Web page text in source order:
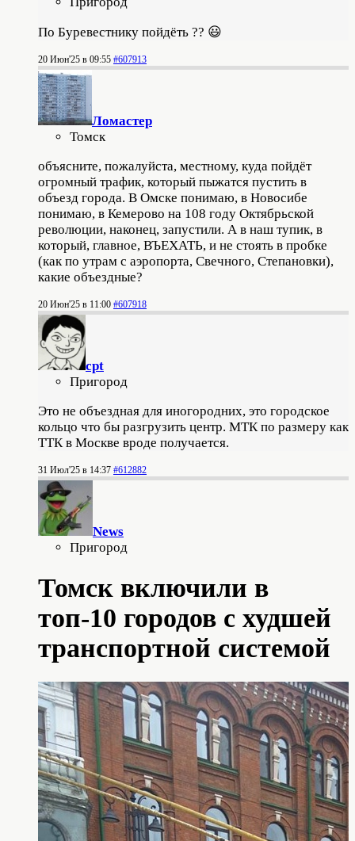
По Буревестнику пойдёть ?? 😃
20 Июн'25 в 09:55 #607913
Ломастер
Томск
объясните, пожалуйста, местному, куда пойдёт
огромный трафик, который пыжатся пустить в
объезд города. В Омске понимаю, в Новосибе
понимаю, в Кемерово на 108 году Октябрьской
революции, наконец, запустили. А в наш тупик, в
который, главное, ВЪЕХАТЬ, и не стоять в пробке
(как по утрам с аэропорта, Свечного, Степановки),
какие объездные?
20 Июн'25 в 11:00 #607918
cpt
Пригород
Это не объездная для иногородних, это городское
кольцо что бы разгрузить центр. МТК по размеру как
ТТК в Москве вроде получается.
31 Июл'25 в 14:37 #612882
News
Пригород
Томск включили в
топ-10 городов с худшей
транспортной системой